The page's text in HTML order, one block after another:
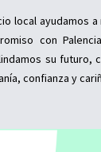
local ayudamos
con
su futuro,
confianza y